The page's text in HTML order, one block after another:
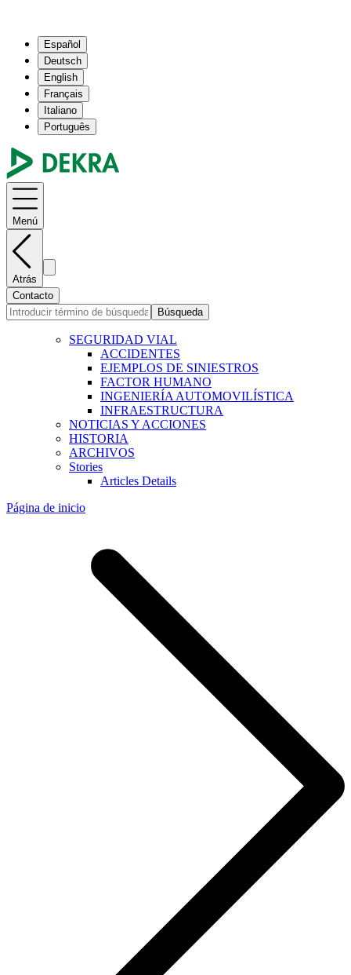
Español
Deutsch
English
Français
Italiano
Português
Menú
Atrás
Contacto
Búsqueda
SEGURIDAD VIAL
ACCIDENTES
EJEMPLOS DE SINIESTROS
FACTOR HUMANO
INGENIERÍA AUTOMOVILÍSTICA
INFRAESTRUCTURA
NOTICIAS Y ACCIONES
HISTORIA
ARCHIVOS
Stories
Articles Details
Página de inicio